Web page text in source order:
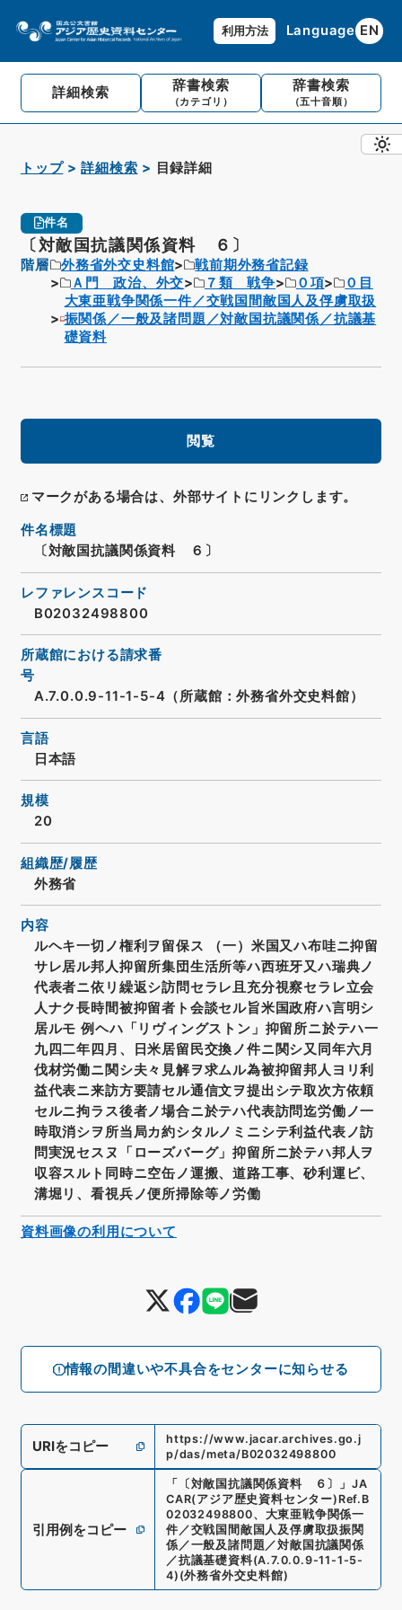
利用方法 Language EN
詳細検索 辞書検索
（カテゴリ）
辞書検索
（五十音順）
トップ 詳細検索 目録詳細
件名
〔対敵国抗議関係資料 ６〕
階層 外務省外交史料館
戦前期外務省記録
Ａ門 政治、外交
７類 戦争 ０項
０目
大東亜戦争関係一件／交戦国間敵国人及俘虜取扱
振関係／一般及諸問題／対敵国抗議関係／抗議基
礎資料
閲覧
マークがある場合は、外部サイトにリンクします。
情報の間違いや不具合をセンターに知らせる
件名標題
〔対敵国抗議関係資料 ６〕
レファレンスコード
B02032498800
所蔵館における請求番
号
A.7.0.0.9-11-1-5-4（所蔵館：外務省外交史料館）
言語
日本語
規模
20
組織歴/履歴
外務省
内容
ルヘキ一切ノ権利ヲ留保ス （一）米国又ハ布哇ニ抑留
サレ居ル邦人抑留所集団生活所等ハ西班牙又ハ瑞典ノ
代表者ニ依リ繰返シ訪問セラレ且充分視察セラレ立会
人ナク長時間被抑留者ト会談セル旨米国政府ハ言明シ
居ルモ 例ヘハ「リヴィングストン」抑留所ニ於テハ一
九四二年四月、日米居留民交換ノ件ニ関シ又同年六月
伐材労働ニ関シ夫々見解ヲ求ムル為被抑留邦人ヨリ利
益代表ニ来訪方要請セル通信文ヲ提出シテ取次方依頼
セルニ拘ラス後者ノ場合ニ於テハ代表訪問迄労働ノ一
時取消シヲ所当局カ約シタルノミニシテ利益代表ノ訪
問実況セスヌ「ローズバーグ」抑留所ニ於テハ邦人ヲ
収容スルト同時ニ空缶ノ運搬、道路工事、砂利運ビ、
溝堀リ、看視兵ノ便所掃除等ノ労働
URIをコピー
https://www.jacar.archives.go.j
p/das/meta/B02032498800
引用例をコピー
「 〔対敵国抗議関係資料 ６〕 」 JA
CAR(アジア歴史資料センター) Ref. B
02032498800、 大東亜戦争関係一
件／交戦国間敵国人及俘虜取扱振関
係／一般及諸問題／対敵国抗議関係
／抗議基礎資料(A.7.0.0.9-11-1-5-
4) (外務省外交史料館)
資料画像の利用について